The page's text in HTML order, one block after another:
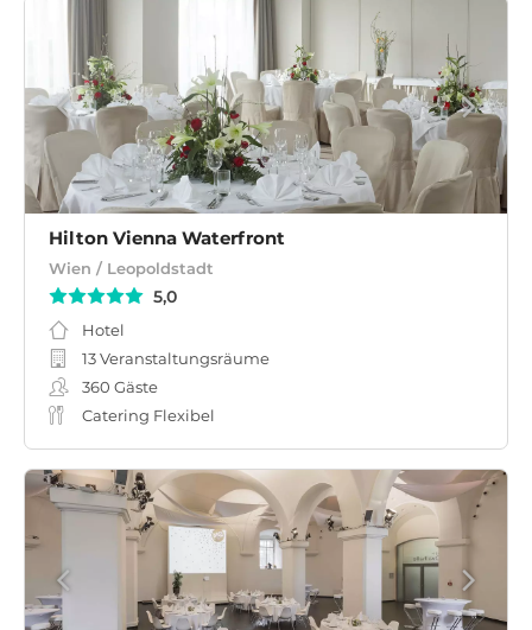
Hilton Vienna Waterfront
Wien / Leopoldstadt
5,0
Hotel
13 Veranstaltungsräume
360 Gäste
Catering Flexibel